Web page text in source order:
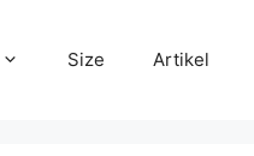
Size Artikel